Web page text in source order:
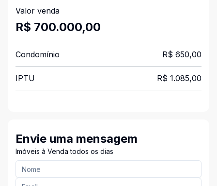
Valor venda
R$ 700.000,00
Condomínio R$ 650,00
IPTU R$ 1.085,00
Envie uma mensagem
Imóveis à Venda todos os dias